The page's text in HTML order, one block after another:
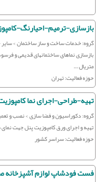
بازسازی-ترمیم-احیارنگ-
گروه: خدمات ساخت و ساز ساختمان >
بازسازی نماهای ساختمانهای قدیمی و
متریال ...
حوزه فعالیت: تهران
تهیه-طراحی-اجرای نما
گروه: دکوراسیون و فضا سازی > نصب و
تهیه و اجرای ورق کامپوزیت پنل جهت
حوزه فعالیت: سراسر کشور
فست فودشاپ لوازم